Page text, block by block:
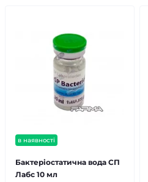
в наявності
Бактеріостатична вода СП
Лабс 10 мл